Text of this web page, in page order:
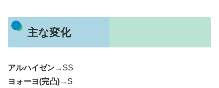
主な変化
アルハイゼン→SS
ヨォーヨ(完凸)→S